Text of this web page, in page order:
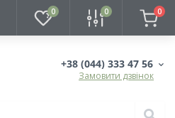
0 0 0
+38 (044) 333 47 56
Замовити дзвінок